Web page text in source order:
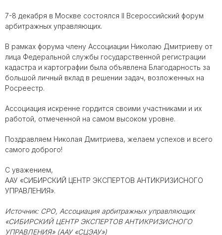
7-8 декабря в Москве состоялся II Всероссийский форум
арбитражных управляющих.
В рамках форума члену Ассоциации Николаю Дмитриеву от
лица Федеральной службы государственной регистрации
кадастра и картографии была объявлена Благодарность за
большой личный вклад в решении задач, возложенных на
Росреестр.
Ассоциация искренне гордится своими участниками и их
работой, отмеченной на самом высоком уровне.
Поздравляем Николая Дмитриева, желаем успехов и всего
самого доброго!
С уважением,
ААУ «СИБИРСКИЙ ЦЕНТР ЭКСПЕРТОВ АНТИКРИЗИСНОГО
УПРАВЛЕНИЯ».
Источник: СРО, Ассоциация арбитражных управляющих
«СИБИРСКИЙ ЦЕНТР ЭКСПЕРТОВ АНТИКРИЗИСНОГО
УПРАВЛЕНИЯ» (ААУ «СЦЭАУ»)